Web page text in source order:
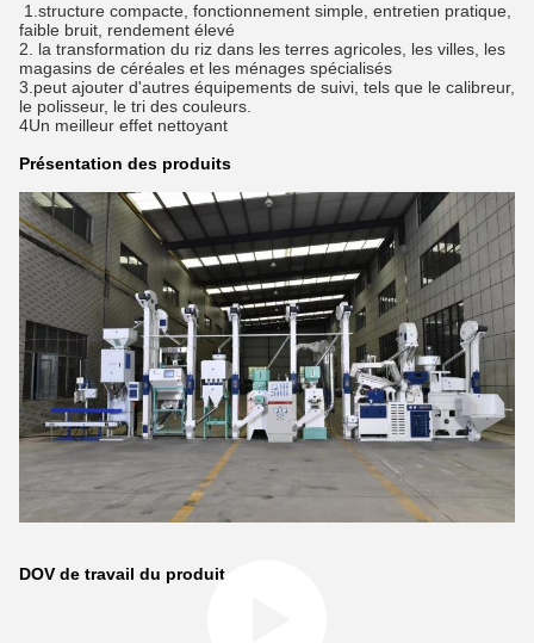
1.structure compacte, fonctionnement simple, entretien pratique,
faible bruit, rendement élevé
2. la transformation du riz dans les terres agricoles, les villes, les
magasins de céréales et les ménages spécialisés
3.peut ajouter d'autres équipements de suivi, tels que le calibreur,
le polisseur, le tri des couleurs.
4Un meilleur effet nettoyant
Présentation des produits
DOV de travail du produit